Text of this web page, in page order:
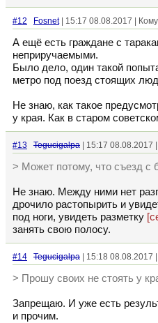
#12 Fosnet| 15:17 08.08.2017 |
А ещё есть граждане с
неприручаемыми.
Было дело, один такой
метро под поезд стоящих
Не знаю, как такое
у края. Как в старом
#13 Tegucigalpa | 15:17 08.08.2017
> Может потому, что съезд с
Не знаю. Между ними нет
дрочило растопырить и
под ноги, увидеть разметку
занять свою полосу.
#14 Tegucigalpa | 15:18 08.08.2017
> Прошу своих не стоять у
Запрещаю. И уже есть
и прочим.